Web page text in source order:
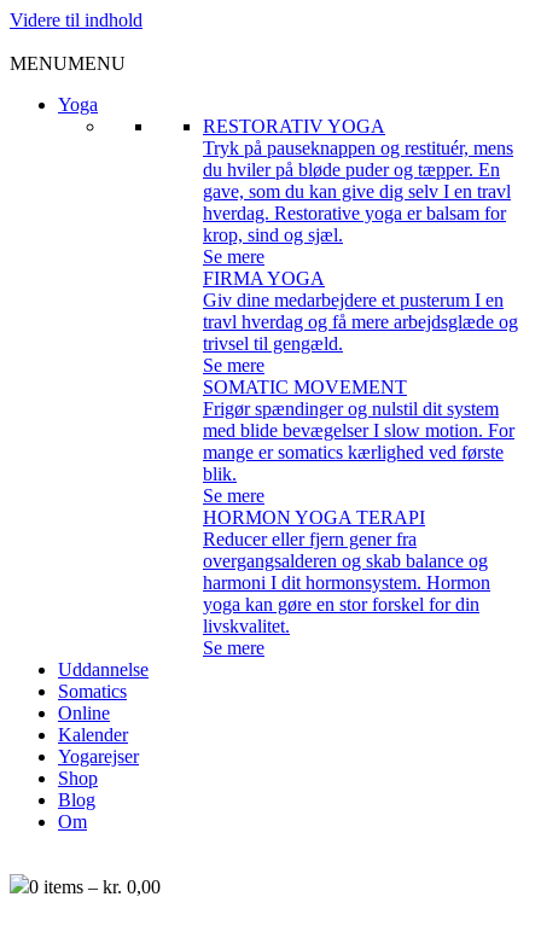
Videre til indhold
MENUMENU
Yoga
RESTORATIV YOGA
Tryk på pauseknappen og restituér, mens
du hviler på bløde puder og tæpper. En
gave, som du kan give dig selv I en travl
hverdag. Restorative yoga er balsam for
krop, sind og sjæl.
Se mere
FIRMA YOGA
Giv dine medarbejdere et pusterum I en
travl hverdag og få mere arbejdsglæde og
trivsel til gengæld.
Se mere
SOMATIC MOVEMENT
Frigør spændinger og nulstil dit system
med blide bevægelser I slow motion. For
mange er somatics kærlighed ved første
blik.
Se mere
HORMON YOGA TERAPI
Reducer eller fjern gener fra
overgangsalderen og skab balance og
harmoni I dit hormonsystem. Hormon
yoga kan gøre en stor forskel for din
livskvalitet.
Se mere
Uddannelse
Somatics
Online
Kalender
Yogarejser
Shop
Blog
Om
0 items – kr. 0,00